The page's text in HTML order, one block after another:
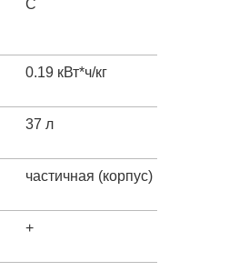
C
0.19 кВт*ч/кг
37 л
частичная (корпус)
+